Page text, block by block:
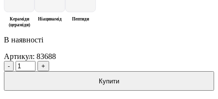
Кераміди
(цераміди)
Ніацинамід Пептиди
В наявності
Артикул: 83688
Quantity
Купити